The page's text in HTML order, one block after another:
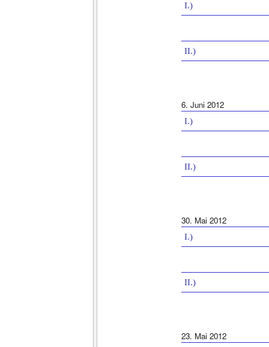
I.)
II.)
6. Juni 2012
I.)
II.)
30. Mai 2012
I.)
II.)
23. Mai 2012